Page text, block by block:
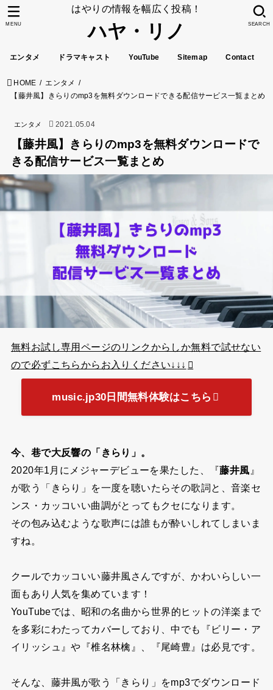
はやりの情報を幅広く投稿！
ハヤ・リノ
エンタメ ドラマキャスト YouTube Sitemap Contact
SEARCH
MENU
HOME
エンタメ
【藤井風】きらりのmp3を無料ダウンロードできる配信サービス一覧まとめ
エンタメ 2021.05.04
【藤井風】きらりのmp3を無料ダウンロードで
きる配信サービス一覧まとめ
無料お試し専用ページのリンクからしか無料で試せない
ので必ずこちらからお入りください↓↓↓
music.jp30日間無料体験はこちら
今、巷で大反響の「きらり」。
2020年1月にメジャーデビューを果たした、『藤井風 』
が歌う「きらり」を一度を聴いたらその歌詞と、音楽セ
ンス・カッコいい曲調がとってもクセになります。
その包み込むような歌声には誰もが酔いしれてしまいま
すね。
クールでカッコいい藤井風さんですが、かわいらしい一
面もあり人気を集めています！
YouTubeでは、昭和の名曲から世界的ヒットの洋楽まで
を多彩にわたってカバーしており、中でも『ビリー・ア
イリッシュ』や『椎名林檎』、『尾崎豊』は必見です。
そんな、藤井風が歌う「きらり」をmp3でダウンロード